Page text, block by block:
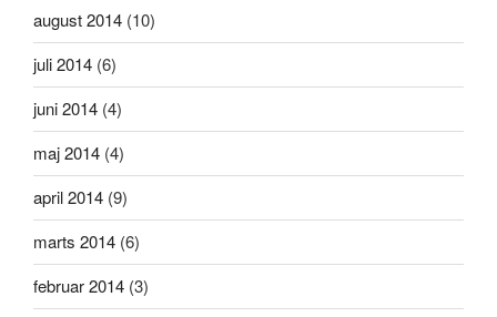
august 2014 (10)
juli 2014 (6)
juni 2014 (4)
maj 2014 (4)
april 2014 (9)
marts 2014 (6)
februar 2014 (3)